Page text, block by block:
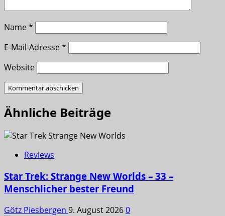
Name*
E-Mail-Adresse*
Website
Ähnliche Beiträge
Reviews
Star Trek: Strange New Worlds – 33 –
Menschlicher bester Freund
Götz Piesbergen 9. August 20260